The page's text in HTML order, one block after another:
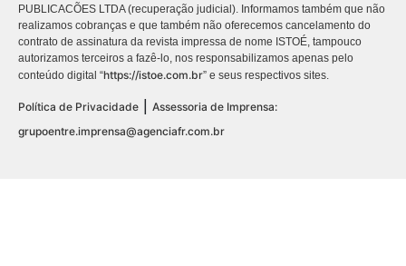
PUBLICACÕES LTDA (recuperação judicial). Informamos também que não
realizamos cobranças e que também não oferecemos cancelamento do
contrato de assinatura da revista impressa de nome ISTOÉ, tampouco
autorizamos terceiros a fazê-lo, nos responsabilizamos apenas pelo
conteúdo digital “https://istoe.com.br” e seus respectivos sites.
Política de Privacidade
Assessoria de Imprensa:
grupoentre.imprensa@agenciafr.com.br